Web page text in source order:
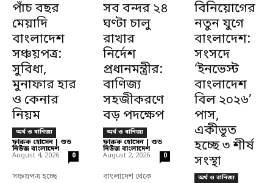
পাঁচ বছর
মেয়াদি
বাংলাদেশ
সঞ্চয়পত্র:
সুবিধা,
মুনাফার হার
ও কেনার
নিয়ম
অর্থ ও বানিজ্য
ফারুক হোসেন | গুড
নিউজ বাংলাদেশ -
August 4, 2026 0
সঞ্চয়পত্র হচ্ছে
সব বন্দর ২৪
ঘণ্টা চালু
রাখার
নির্দেশ
প্রধানমন্ত্রীর:
বাণিজ্য
সহজীকরণে
বড় পদক্ষেপ
অর্থ ও বানিজ্য
ফারুক হোসেন | গুড
নিউজ বাংলাদেশ -
August 2, 2026 0
বাংলাদেশ থেকে
বিনিয়োগের
নতুন যুগে
বাংলাদেশ:
সংসদে
‘ইনভেস্ট
বাংলাদেশ
বিল ২০২৬’
পাস,
একীভূত
হচ্ছে ৩ শীর্ষ
সংস্থা
অর্থ ও বানিজ্য